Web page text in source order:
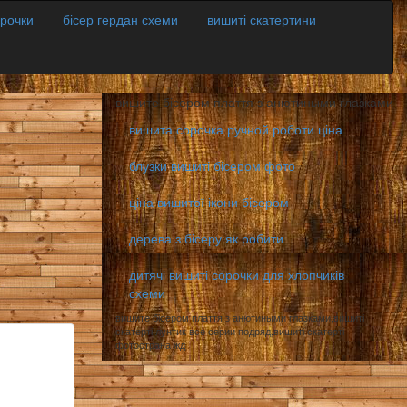
бісер гердан схеми вишиті скатертини
вишите бісером плаття з анютиными глазками
вишита сорочка ручной роботи ціна
блузки вишиті бісером фото
ціна вишитої ікони бісером
дерева з бісеру як робити
дитячі вишиті сорочки для хлопчиків
схеми
вишите бісером плаття з анютиными глазками,вишиті
скатерті лунтик все серии подряд,вишиті скатерті
фотострана жд